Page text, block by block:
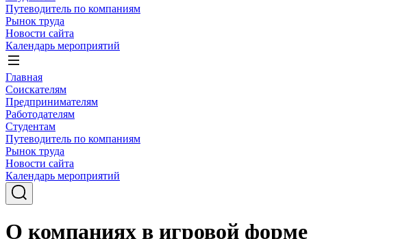
Путеводитель по компаниям
Рынок труда
Новости сайта
Календарь мероприятий
Главная
Соискателям
Предпринимателям
Работодателям
Студентам
Путеводитель по компаниям
Рынок труда
Новости сайта
Календарь мероприятий
О компаниях в игровой форме